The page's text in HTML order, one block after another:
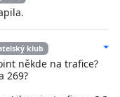
klub
někde na trafice?
269?